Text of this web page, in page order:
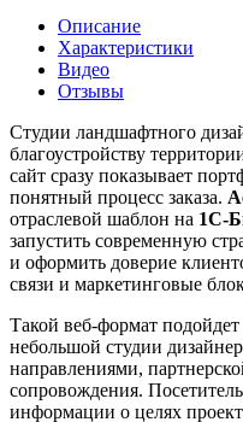
Описание
Характеристики
Видео
Отзывы
Студии ландшафтного
благоустройству
сайт сразу показывает
понятный процесс заказа.
отраслевой шаблон на 1С-
запустить современную
и оформить доверие
связи и маркетинговые
Такой веб-формат
небольшой студии
направлениями,
сопровождения.
информации о целях